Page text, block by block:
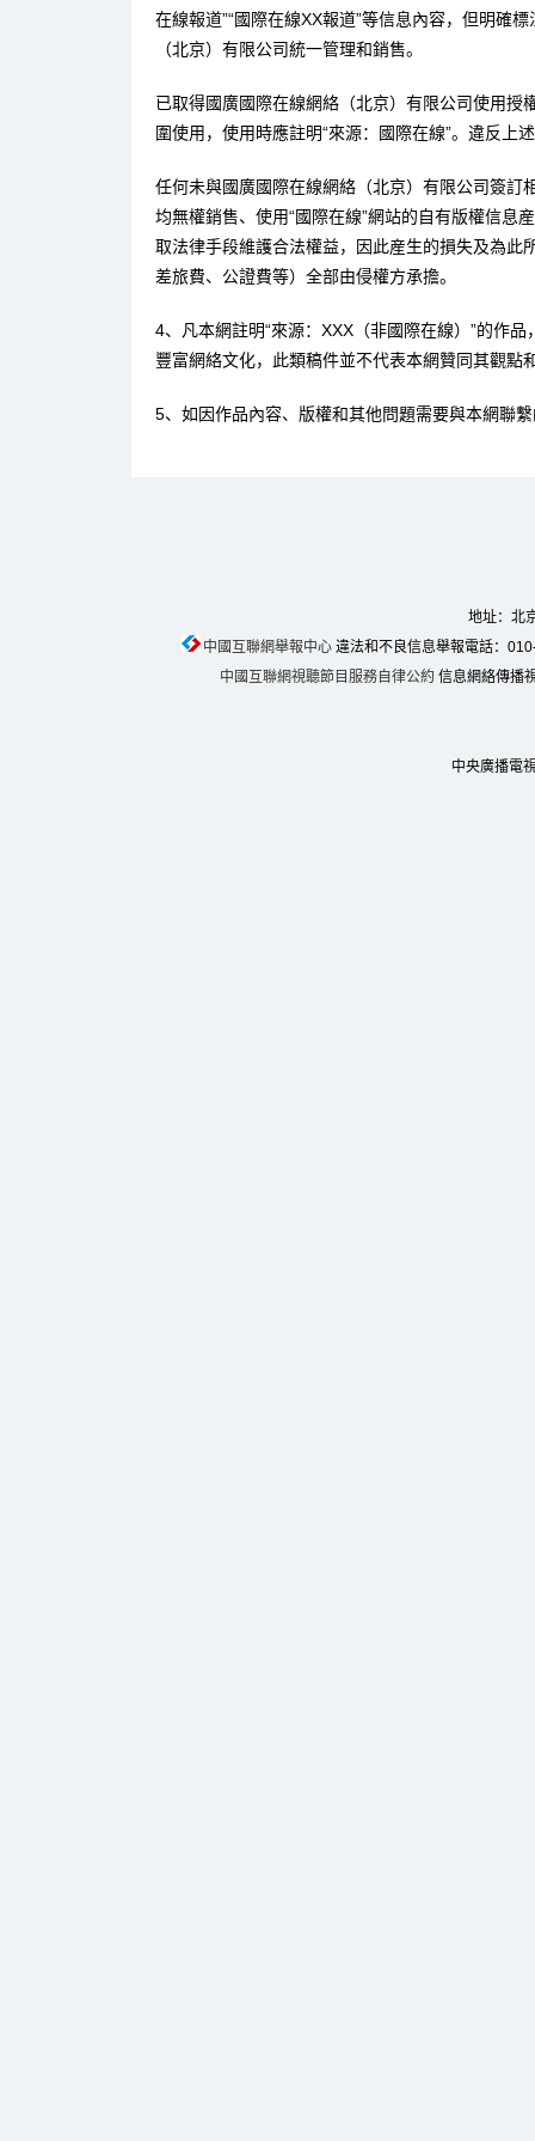
在線報道”“國際在線XX報道”等信息內容，但明確
（北京）有限公司統一管理和銷售。
已取得國廣國際在線網絡（北京）有限公司使用
圍使用，使用時應註明“來源：國際在線”。違反上
任何未與國廣國際在線網絡（北京）有限公司簽訂
均無權銷售、使用“國際在線”網站的自有版權信息
取法律手段維護合法權益，因此産生的損失及為此
差旅費、公證費等）全部由侵權方承擔。
4、凡本網註明“來源：XXX（非國際在線）”的作
豐富網絡文化，此類稿件並不代表本網贊同其觀點
5、如因作品內容、版權和其他問題需要與本網聯
地址：北
中國互聯網舉報中心違法和不良信息舉報電話：
中國互聯網視聽節目服務自律公約 信息網絡傳播
中央廣播電